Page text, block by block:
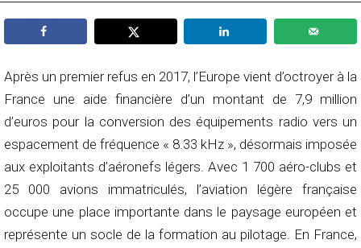
Après un premier refus en 2017, l’Europe vient d’octroyer à la
France une aide financière d’un montant de 7,9 million
d’euros pour la conversion des équipements radio vers un
espacement de fréquence « 8.33 kHz », désormais imposée
aux exploitants d’aéronefs légers. Avec 1 700 aéro-clubs et
25 000 avions immatriculés, l’aviation légère française
occupe une place importante dans le paysage européen et
représente un socle de la formation au pilotage. En France,